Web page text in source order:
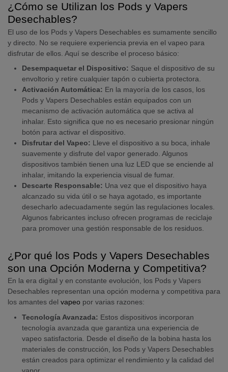
¿Cómo se Utilizan los Pods y Vapers
Desechables?
El uso de los Pods y Vapers Desechables es sumamente sencillo
y directo. No se requiere experiencia previa en el vapeo para
disfrutar de ellos. Aquí se describe el proceso básico:
Desempaquetar el Dispositivo: Saque el dispositivo de su
envoltorio y retire cualquier tapón o cubierta protectora.
Activación Automática: En la mayoría de los casos, los
Pods y Vapers Desechables están equipados con un
mecanismo de activación automática que se activa al
inhalar. Esto significa que no es necesario presionar ningún
botón para activar el dispositivo.
Disfrutar del Vapeo: Lleve el dispositivo a su boca, inhale
suavemente y disfrute del vapor generado. Algunos
dispositivos también tienen una luz LED que se enciende al
inhalar, imitando la experiencia visual de fumar.
Descarte Responsable: Una vez que el dispositivo haya
alcanzado su vida útil o se haya agotado, es importante
desecharlo adecuadamente según las regulaciones locales.
Algunos fabricantes incluso ofrecen programas de reciclaje
para promover una gestión responsable de los residuos.
¿Por qué los Pods y Vapers Desechables
son una Opción Moderna y Competitiva?
En la era digital y en constante evolución, los Pods y Vapers
Desechables representan una opción moderna y competitiva para
los amantes del vapeo por varias razones:
Tecnología Avanzada: Estos dispositivos incorporan
tecnología avanzada que garantiza una experiencia de
vapeo satisfactoria. Desde el diseño de la bobina hasta los
materiales de construcción, los Pods y Vapers Desechables
están creados para optimizar el rendimiento y la calidad del
vapor.